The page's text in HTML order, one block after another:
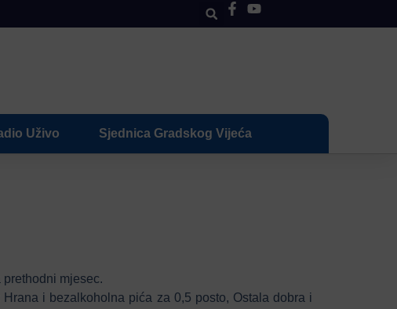
Uživo Sjednica Gradskog Vijeća
mjesec.
i bezalkoholna pića za 0,5 posto, Ostala dobra i